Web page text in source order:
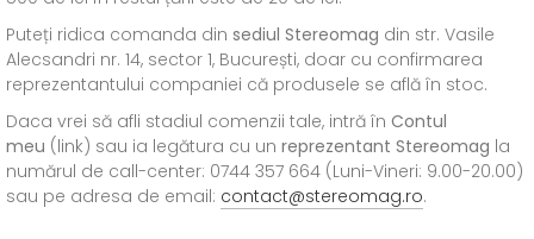
Puteți ridica comanda din sediul Stereomag din str. Vasile
Alecsandri nr. 14, sector 1, București, doar cu confirmarea
reprezentantului companiei că produsele se află în stoc.
Daca vrei să afli stadiul comenzii tale, intră în Contul
meu (link) sau ia legătura cu un reprezentant Stereomag la
numărul de call-center: 0744 357 664 (Luni-Vineri: 9.00-20.00)
sau pe adresa de email: contact@stereomag.ro.